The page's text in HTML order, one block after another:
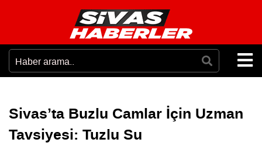
Sivas’ta Buzlu Camlar İçin Uzman
Tavsiyesi: Tuzlu Su